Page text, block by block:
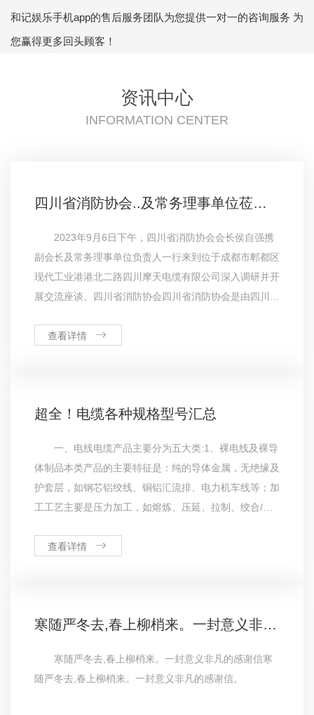
和记娱乐手机app的售后服务团队为您提供一对一的咨询服务 为
您赢得更多回头顾客！
资讯中心
INFORMATION CENTER
四川省消防协会..及常务理事单位莅临参观四川摩天电缆有限公司
2023年9月6日下午，四川省消防协会会长侯自强携
副会长及常务理事单位负责人一行来到位于成都市郫都区
现代工业港港北二路四川摩天电缆有限公司深入调研并开
展交流座谈。四川省消防协会四川省消防协会是由四川地
企业、中介组织等单位自愿组成的学术性、行业性、公益
查看详情
超全！电缆各种规格型号汇总
一、电线电缆产品主要分为五大类:1、裸电线及裸导
体制品本类产品的主要特征是：纯的导体金属，无绝缘及
护套层，如钢芯铝绞线、铜铝汇流排、电力机车线等；加
工工艺主要是压力加工，如熔炼、压延、拉制、绞合/紧
等。2、电力电缆本类产品主要特征是：在导体外挤(绕)
查看详情
寒随严冬去,春上柳梢来。一封意义非凡的感谢信
寒随严冬去,春上柳梢来。一封意义非凡的感谢信寒
随严冬去,春上柳梢来。一封意义非凡的感谢信。